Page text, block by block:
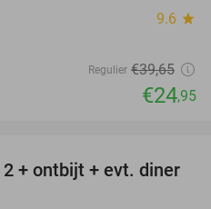
9.6 star
Regulier €39,65
€24,95
51%
+ ontbijt + evt. diner